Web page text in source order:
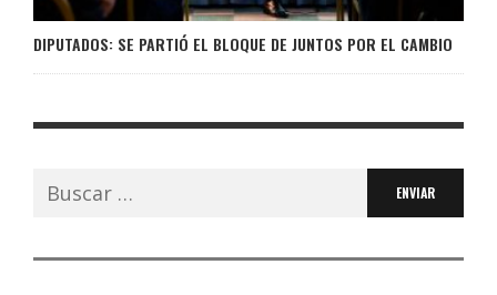
DIPUTADOS: SE PARTIÓ EL BLOQUE DE JUNTOS POR EL CAMBIO
Buscar: